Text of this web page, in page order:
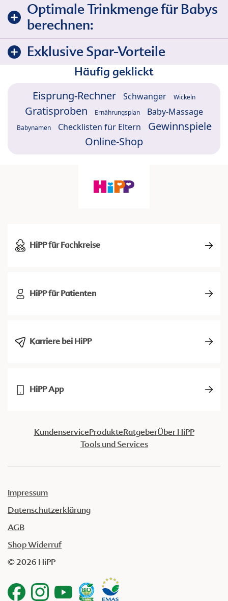
Optimale Trinkmenge für Babys
berechnen:
Exklusive Spar-Vorteile
Häufig geklickt
Eisprung-Rechner Schwanger Wickeln
Gratisproben Ernährungsplan Baby-Massage
Babynamen Checklisten für Eltern
Gewinnspiele
Online-Shop
HiPP für Fachkreise
HiPP für Patienten
Karriere bei HiPP
HiPP App
KundenserviceProdukteRatgeberÜber HiPP
Tools und Services
Impressum
Datenschutzerklärung
AGB
Shop Widerruf
© 2026 HiPP